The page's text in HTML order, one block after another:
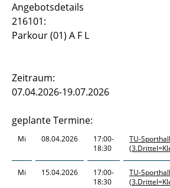
Nutzungsordnungen
Feedback Sportangebot
Versicherungen im Sport &
Angebotsdetails
216101:
Parkour (01) A F L
Zeitraum:
07.04.2026-19.07.2026
geplante Termine:
Mi 08.04.2026
17:00-
18:30
TU-
Mi 15.04.2026
17:00-
18:30
TU-